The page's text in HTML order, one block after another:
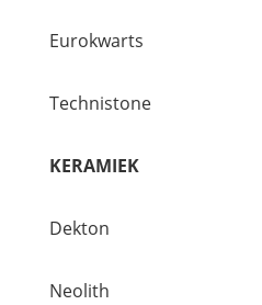
Eurokwarts
Technistone
KERAMIEK
Dekton
Neolith